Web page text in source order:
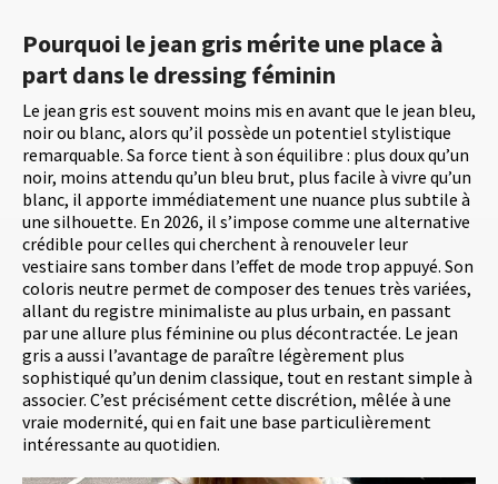
Pourquoi le jean gris mérite une place à
part dans le dressing féminin
Le jean gris est souvent moins mis en avant que le jean bleu,
noir ou blanc, alors qu’il possède un potentiel stylistique
remarquable. Sa force tient à son équilibre : plus doux qu’un
noir, moins attendu qu’un bleu brut, plus facile à vivre qu’un
blanc, il apporte immédiatement une nuance plus subtile à
une silhouette. En 2026, il s’impose comme une alternative
crédible pour celles qui cherchent à renouveler leur
vestiaire sans tomber dans l’effet de mode trop appuyé. Son
coloris neutre permet de composer des tenues très variées,
allant du registre minimaliste au plus urbain, en passant
par une allure plus féminine ou plus décontractée. Le jean
gris a aussi l’avantage de paraître légèrement plus
sophistiqué qu’un denim classique, tout en restant simple à
associer. C’est précisément cette discrétion, mêlée à une
vraie modernité, qui en fait une base particulièrement
intéressante au quotidien.